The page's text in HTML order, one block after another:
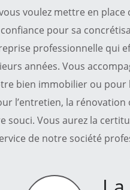
voulez mettre en place
pour sa
professionnelle qui
années. Vous
bien immobilier ou pour
l’entretien, la rénovation
Vous aurez la
de notre société